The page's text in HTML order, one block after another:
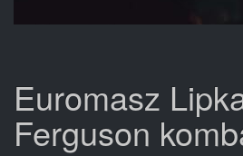
Euromasz
Ferguson